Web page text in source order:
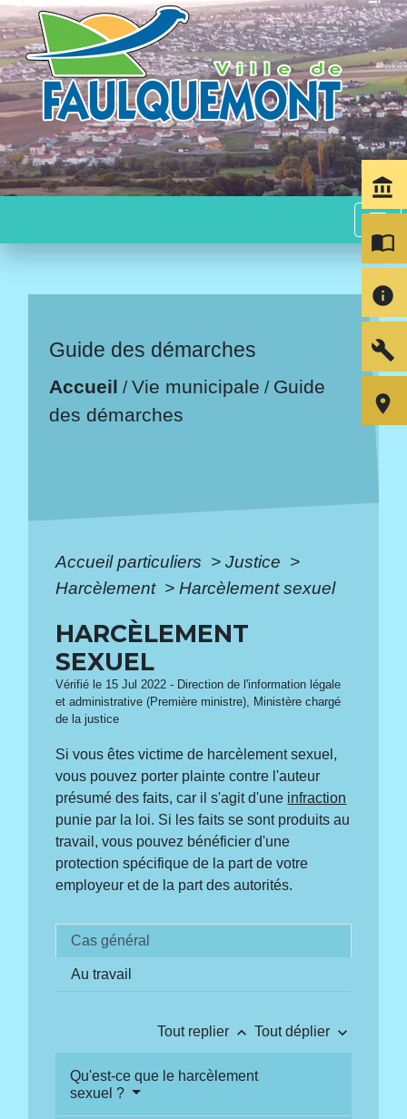
menu
Guide des démarches
Accueil /Vie municipale / Guide
des démarches
Accueil particuliers > Justice >
Harcèlement > Harcèlement sexuel
HARCÈLEMENT
SEXUEL
Vérifié le 15 Jul 2022 - Direction de l'information légale
et administrative (Première ministre), Ministère chargé
de la justice
Si vous êtes victime de harcèlement sexuel,
vous pouvez porter plainte contre l'auteur
présumé des faits, car il s'agit d'une infraction
punie par la loi. Si les faits se sont produits au
travail, vous pouvez bénéficier d'une
protection spécifique de la part de votre
employeur et de la part des autorités.
Cas général
Au travail
Tout replier keyboard_arrow_up Tout déplier keyboard_arrow_down
Qu'est-ce que le harcèlement
sexuel ?
account_balance
import_contacts
info
build
room